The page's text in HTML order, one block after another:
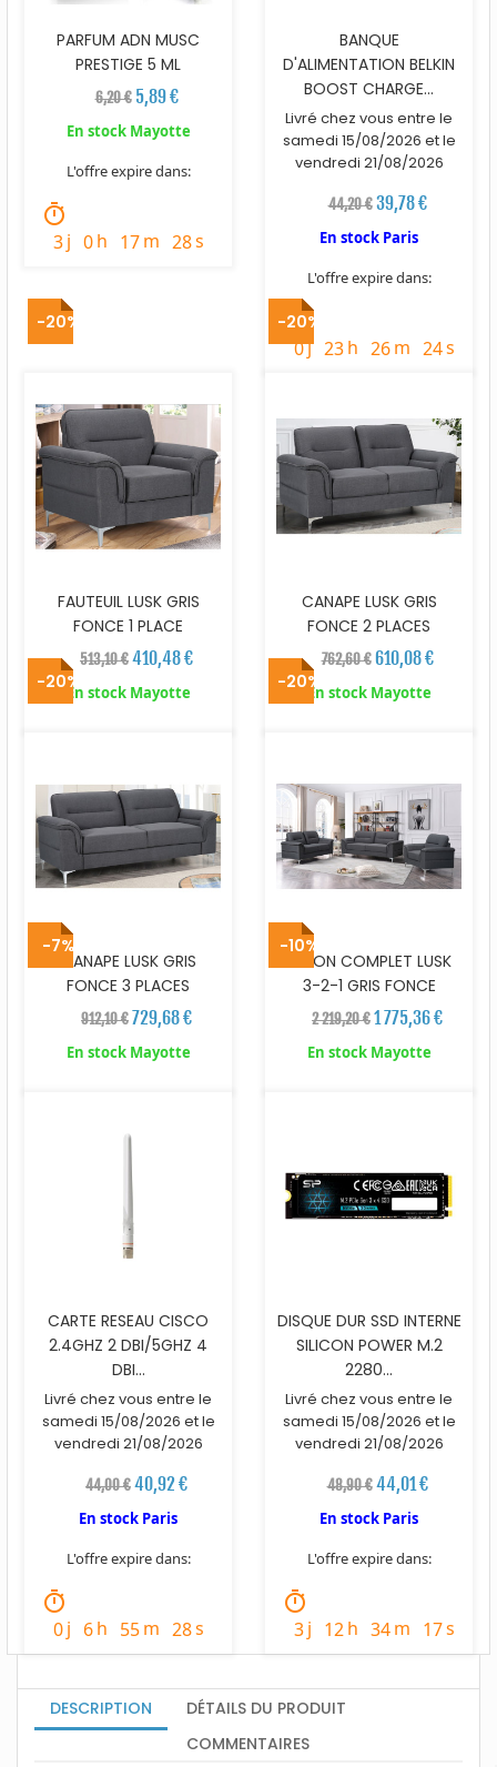
PARFUM ADN MUSC
PRESTIGE 5 ML
6,20 € 5,89 €
En stock Mayotte
L'offre expire dans:
timer
3j 0h 17m 27s
BANQUE
D'ALIMENTATION BELKIN
BOOST CHARGE...
Livré chez vous entre le
samedi 15/08/2026 et le
vendredi 21/08/2026
44,20 € 39,78 €
En stock Paris
L'offre expire dans:
timer
0j 23h 26m 23s
-20%
FAUTEUIL LUSK GRIS
FONCE 1 PLACE
513,10 €410,48 €
En stock Mayotte
-20%
CANAPE LUSK GRIS
FONCE 2 PLACES
762,60 € 610,08 €
En stock Mayotte
-20%
CANAPE LUSK GRIS
FONCE 3 PLACES
912,10 €729,68 €
En stock Mayotte
-20%
SALON COMPLET LUSK
3-2-1 GRIS FONCE
2 219,20 €1 775,36 €
En stock Mayotte
-7%
CARTE RESEAU CISCO
2.4GHZ 2 DBI/5GHZ 4
DBI...
Livré chez vous entre le
samedi 15/08/2026 et le
vendredi 21/08/2026
44,00 €40,92 €
En stock Paris
L'offre expire dans:
timer
0j 6h 55m 27s
-10%
DISQUE DUR SSD INTERNE
SILICON POWER M.2
2280...
Livré chez vous entre le
samedi 15/08/2026 et le
vendredi 21/08/2026
48,90 € 44,01 €
En stock Paris
L'offre expire dans:
timer
3j 12h 34m 16s
DESCRIPTION
DÉTAILS DU PRODUIT
COMMENTAIRES